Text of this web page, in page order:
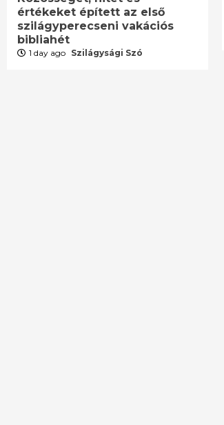
értékeket épített az első
szilágyperecseni vakációs
bibliahét
1 day ago Szilágysági Szó